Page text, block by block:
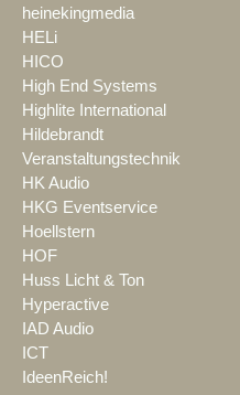
heinekingmedia
HELi
HICO
High End Systems
Highlite International
Hildebrandt
Veranstaltungstechnik
HK Audio
HKG Eventservice
Hoellstern
HOF
Huss Licht & Ton
Hyperactive
IAD Audio
ICT
IdeenReich!